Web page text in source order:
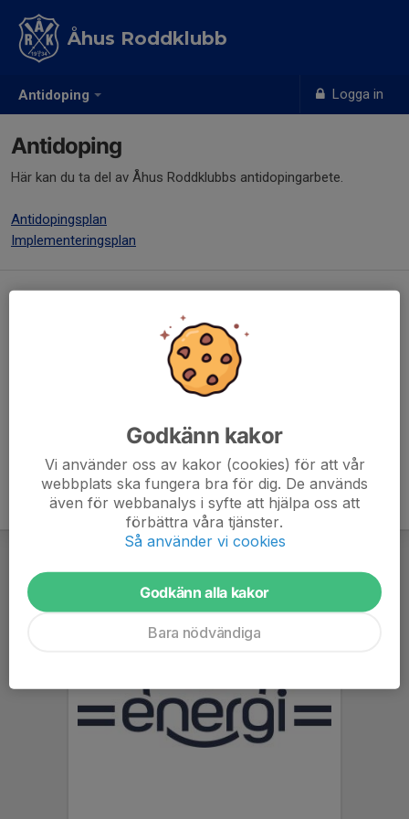
Antidoping Logga in
Åhus Roddklubb
Antidoping
Här kan du ta del av Åhus Roddklubbs antidopingarbete.
Antidopingsplan
Implementeringsplan
Godkänn kakor
Vi använder oss av kakor (cookies) för att vår
webbplats ska fungera bra för dig. De används
även för webbanalys i syfte att hjälpa oss att
förbättra våra tjänster.
Så använder vi cookies
Godkänn alla kakor
Bara nödvändiga